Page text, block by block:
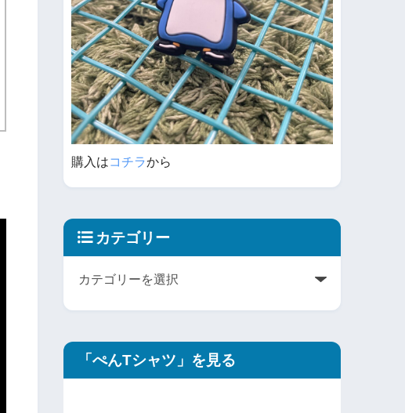
購入はコチラから
カテゴリー
「ぺんTシャツ」を見る